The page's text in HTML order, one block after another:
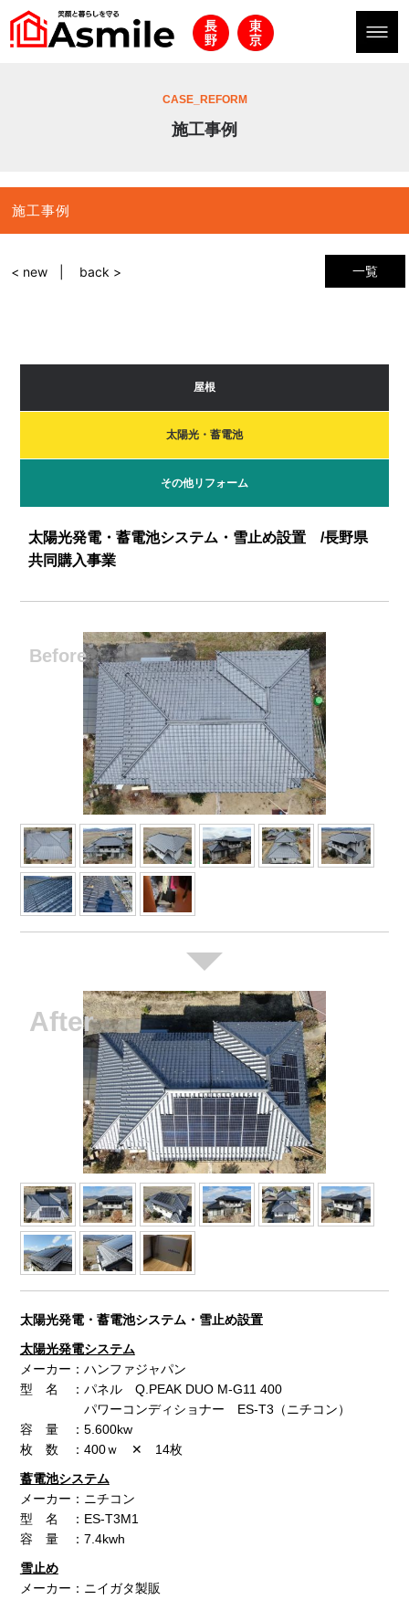
CASE_REFORM
施工事例
施工事例
一覧
< new back >
屋根
太陽光・蓄電池
その他リフォーム
太陽光発電・蓄電池システム・雪止め設置 /長野県
共同購入事業
太陽光発電・蓄電池システム・雪止め設置
太陽光発電システム
メーカー：ハンファジャパン
型 名 ：パネル Q.PEAK DUO M-G11 400
パワーコンディショナー ES-T3（ニチコン）
容 量 ：5.600kw
枚 数 ：400ｗ ✕ 14枚
蓄電池システム
メーカー：ニチコン
型 名 ：ES-T3M1
容 量 ：7.4kwh
雪止め
メーカー：ニイガタ製販